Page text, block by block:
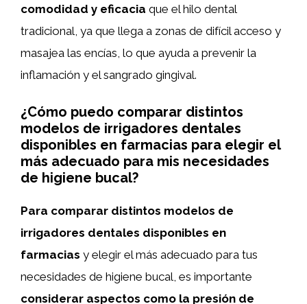
comodidad y eficacia que el hilo dental
tradicional, ya que llega a zonas de difícil acceso y
masajea las encías, lo que ayuda a prevenir la
inflamación y el sangrado gingival.
¿Cómo puedo comparar distintos
modelos de irrigadores dentales
disponibles en farmacias para elegir el
más adecuado para mis necesidades
de higiene bucal?
Para comparar distintos modelos de
irrigadores dentales disponibles en
farmacias y elegir el más adecuado para tus
necesidades de higiene bucal, es importante
considerar aspectos como la presión de